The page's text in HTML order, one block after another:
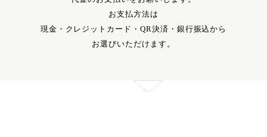
お支払方法は
現金・クレジットカード・QR決済・銀行振込から
お選びいただけます。